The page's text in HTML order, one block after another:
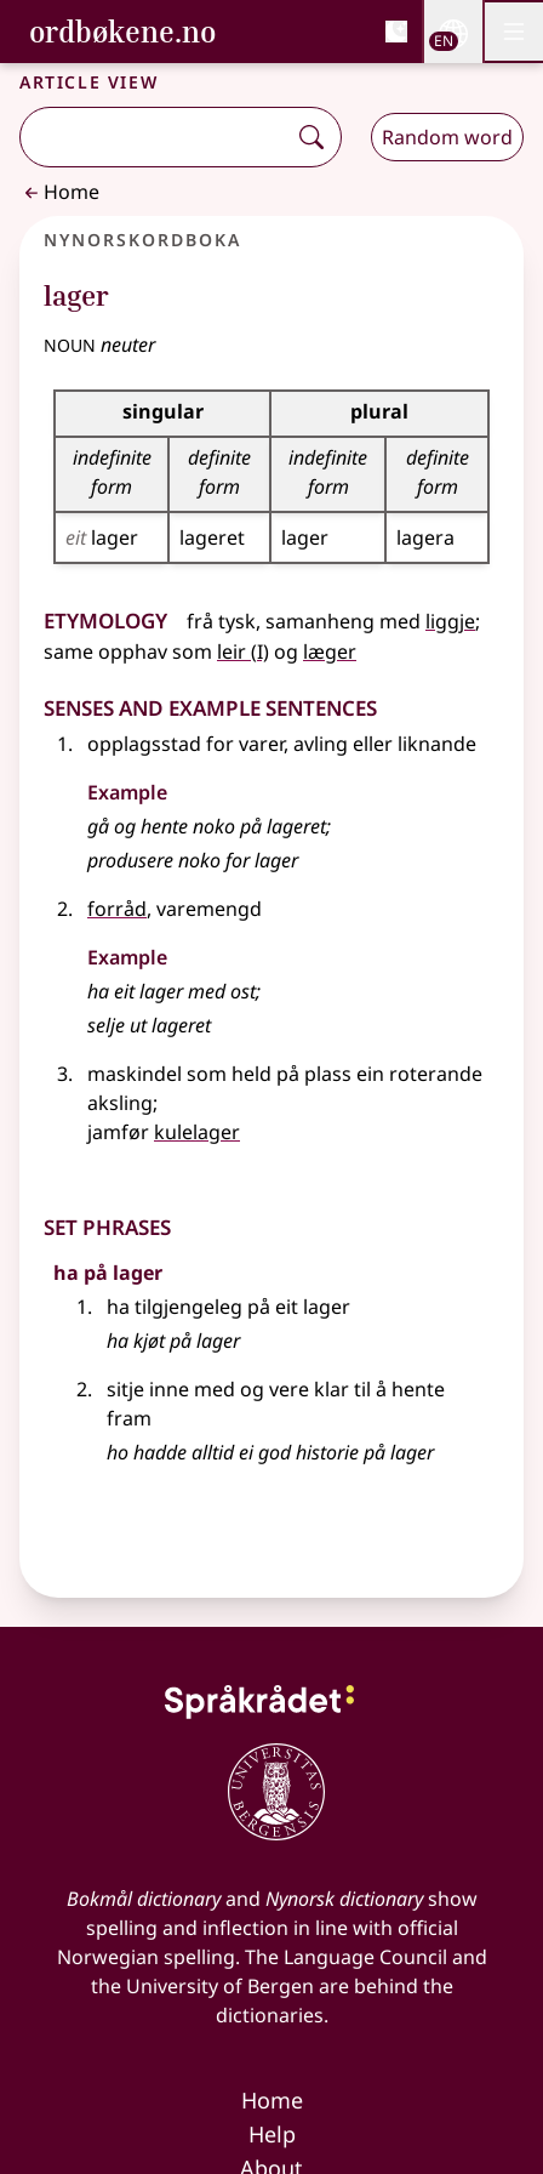
Skip to main content
Accessibility
ordbøkene.no, Bokmålsordboka and
Bokmålsordboka and Nynorskordboka
EN
Article view
Random word
Home
Nynorskordboka
lager
noun neuter
Inflection table for this noun
singular
plural
indefinite
form
definite
form
indefinite
form
definite
form
eitlager lageret lager lagera
Etymology frå tysk, samanheng med liggje;
same opphav som leir(1
I)og læger
Senses and Example Sentences
opplagsstad for varer, avling eller liknande
Example
gå og hente noko på lageret;
produsere noko for lager
forråd, varemengd
Example
ha eit lager med ost;
selje ut lageret
maskindel som held på plass ein roterande
aksling;
jamfør kulelager
Set phrases
ha på lager
ha tilgjengeleg på eit lager
ha kjøt på lager
sitje inne med og vere klar til å hente
fram
ho hadde alltid ei god historie på lager
Bokmål dictionaryand Nynorsk dictionaryshow
spelling and inflection in line with official
Norwegian spelling. The Language Council and
the University of Bergen are behind the
dictionaries.
Home
Help
About